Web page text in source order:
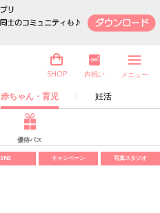
赤ちゃん・育児 妊活
SHOP 内祝い メニュー
優待パス
SNS キャンペーン 写真スタジオ